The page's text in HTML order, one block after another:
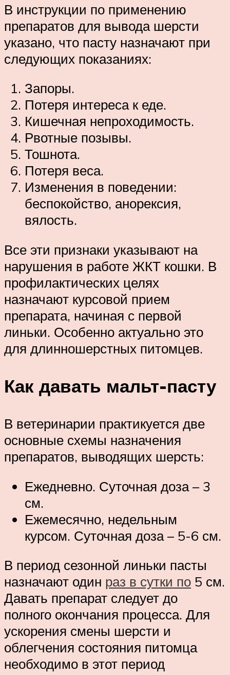
В инструкции по применению
препаратов для вывода шерсти
указано, что пасту назначают при
следующих показаниях:
Запоры.
Потеря интереса к еде.
Кишечная непроходимость.
Рвотные позывы.
Тошнота.
Потеря веса.
Изменения в поведении:
беспокойство, анорексия,
вялость.
Все эти признаки указывают на
нарушения в работе ЖКТ кошки. В
профилактических целях
назначают курсовой прием
препарата, начиная с первой
линьки. Особенно актуально это
для длинношерстных питомцев.
Как давать мальт-пасту
В ветеринарии практикуется две
основные схемы назначения
препаратов, выводящих шерсть:
Ежедневно. Суточная доза – 3
см.
Ежемесячно, недельным
курсом. Суточная доза – 5-6 см.
В период сезонной линьки пасты
назначают один раз в сутки по 5 см.
Давать препарат следует до
полного окончания процесса. Для
ускорения смены шерсти и
облегчения состояния питомца
необходимо в этот период